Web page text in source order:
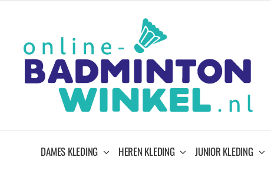
DAMES KLEDING HEREN KLEDING JUNIOR KLEDING